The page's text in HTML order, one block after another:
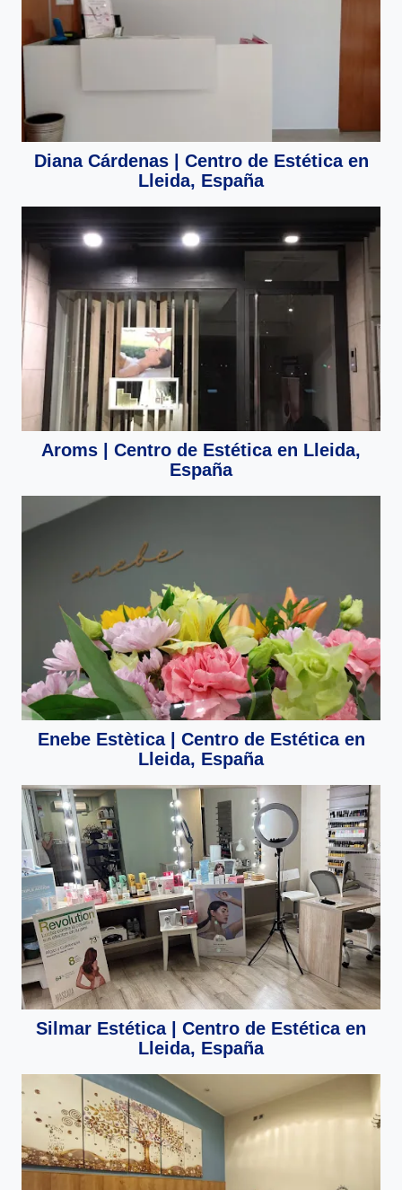
Diana Cárdenas | Centro de Estética en
Lleida, España
Aroms | Centro de Estética en Lleida,
España
Enebe Estètica | Centro de Estética en
Lleida, España
Silmar Estética | Centro de Estética en
Lleida, España